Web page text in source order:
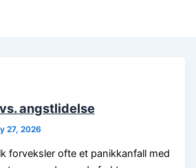
angstlidelse
27, 2026
forveksler ofte et panikkanfall med